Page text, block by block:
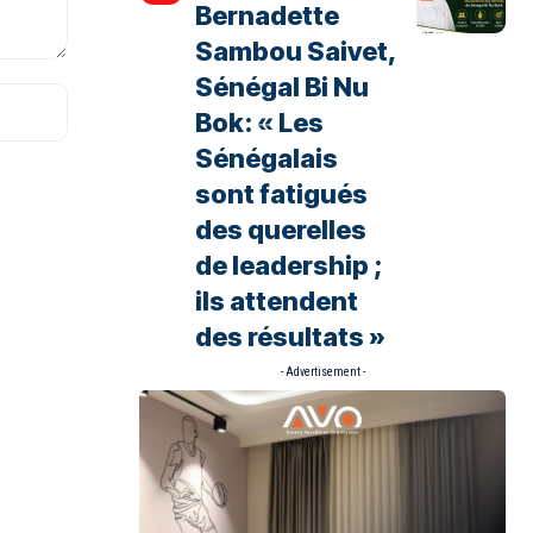
Bernadette
Sambou Saivet,
Sénégal Bi Nu
Bok: « Les
Sénégalais
sont fatigués
des querelles
de leadership ;
ils attendent
des résultats »
- Advertisement -